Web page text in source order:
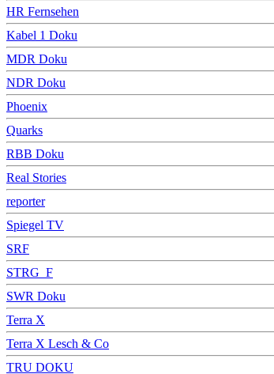
HR Fernsehen
Kabel 1 Doku
MDR Doku
NDR Doku
Phoenix
Quarks
RBB Doku
Real Stories
reporter
Spiegel TV
SRF
STRG_F
SWR Doku
Terra X
Terra X Lesch & Co
TRU DOKU